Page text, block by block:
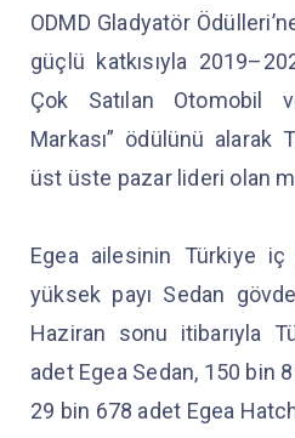
ODMD Gladyatör
güçlü katkısıyla
Çok Satılan Otomobil
Markası” ödülünü alarak
üst üste pazar lideri olan
Egea ailesinin Türkiye iç
yüksek payı Sedan
Haziran sonu itibarıyla
adet Egea Sedan, 150 bin
29 bin 678 adet Egea